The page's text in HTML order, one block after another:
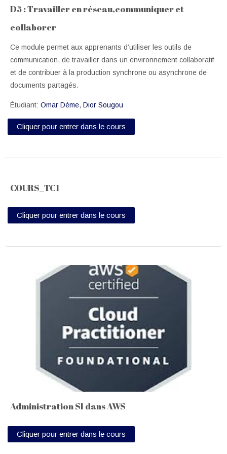
D5 : Travailler en réseau,communiquer et
collaborer
Ce module permet aux apprenants d’utiliser les outils de
communication, de travailler dans un environnement collaboratif
et de contribuer à la production synchrone ou asynchrone de
documents partagés.
Étudiant: Omar Déme, Dior Sougou
Cliquer pour entrer dans le cours
COURS_TC1
Cliquer pour entrer dans le cours
Administration SI dans AWS
Cliquer pour entrer dans le cours